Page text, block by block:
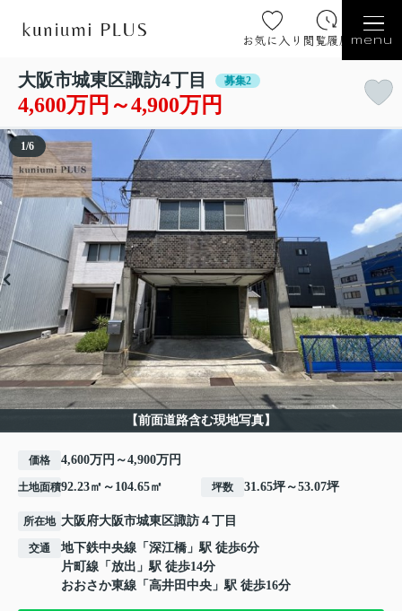
お気に入り 閲覧履歴 menu
大阪市城東区諏訪4丁目 募集2
4,600万円～4,900万円
【前面道路含む現地写真】
1/6
価格 4,600万円～4,900万円
土地面積92.23㎡～104.65㎡ 坪数 31.65坪～53.07坪
所在地 大阪府大阪市城東区諏訪 ４丁目
交通 地下鉄中央線 「 深江橋 」駅 徒歩6分
片町線 「 放出 」駅 徒歩14分
おおさか東線 「 高井田中央 」駅 徒歩16分